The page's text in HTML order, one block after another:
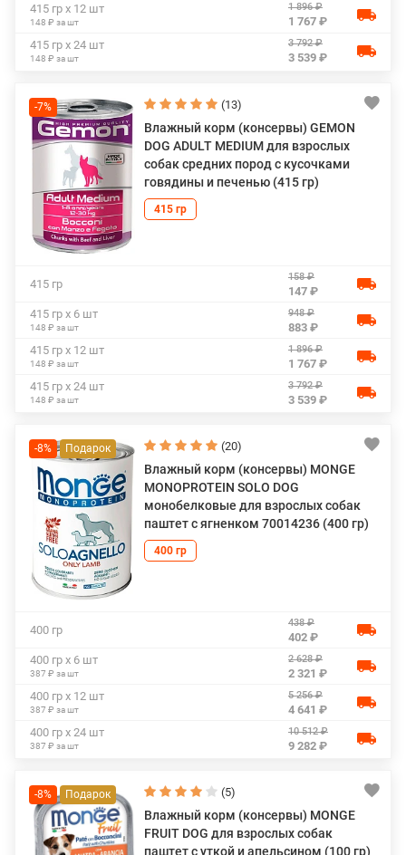
415 гр х 12 шт
148 ₽ за шт
1 896 ₽
1 767 ₽
415 гр х 24 шт
148 ₽ за шт
3 792 ₽
3 539 ₽
-7% (13)
Влажный корм (консервы) GEMON
DOG ADULT MEDIUM для взрослых
собак средних пород с кусочками
говядины и печенью (415 гр)
415 гр
415 гр
158 ₽
147 ₽
415 гр х 6 шт
148 ₽ за шт
948 ₽
883 ₽
415 гр х 12 шт
148 ₽ за шт
1 896 ₽
1 767 ₽
415 гр х 24 шт
148 ₽ за шт
3 792 ₽
3 539 ₽
-8% (20)
Влажный корм (консервы) MONGE
MONOPROTEIN SOLO DOG
монобелковые для взрослых собак
паштет с ягненком 70014236 (400 гр)
400 гр
400 гр
438 ₽
402 ₽
400 гр х 6 шт
387 ₽ за шт
2 628 ₽
2 321 ₽
400 гр х 12 шт
387 ₽ за шт
5 256 ₽
4 641 ₽
400 гр х 24 шт
387 ₽ за шт
10 512 ₽
9 282 ₽
-8% (5)
Влажный корм (консервы) MONGE
FRUIT DOG для взрослых собак
паштет с уткой и апельсином (100 гр)